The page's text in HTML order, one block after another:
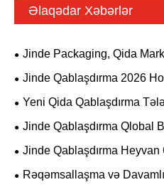
Əlaqədar Xəbərlər
Jinde Packaging, Qida
Təkmilləşdirmələrini
Stand Up Fermuarlı Çantaları
Jinde Qablaşdırma 2026
və Qablaşdırma Sərgisində
Həlləri ilə Yaşıl İxrac
Yeni Qida Qablaşdırma
Sənaye Tədbirində Görüş
Jinde Qablaşdırma Qlobal
Qablaşdırma Həlləri ilə
Jinde Qablaşdırma Heyvan
Sektoruna Diqqətini Daha
üçün Pekinə gedir
Rəqəmsallaşma və